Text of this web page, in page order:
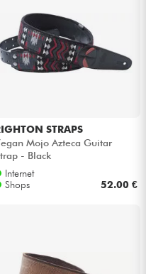
Marken an
STRAPS
Mojo Azteca Guitar
- Black
Internet
Shops
52.00 €